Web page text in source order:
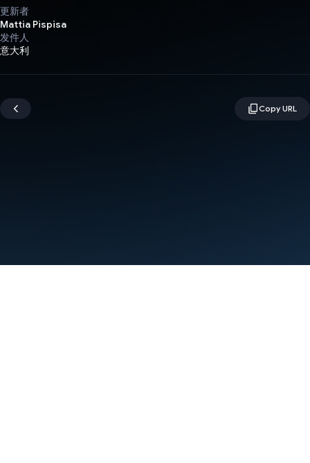
更新者
Mattia Pispisa
发件人
意大利